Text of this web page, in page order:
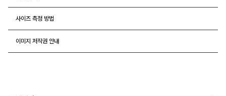
사이즈 측정 방법
이미지 저작권 안내